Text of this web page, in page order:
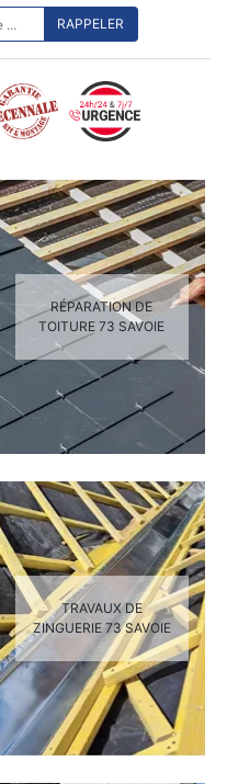
RÉPARATION DE
TOITURE 73 SAVOIE
TRAVAUX DE
ZINGUERIE 73 SAVOIE